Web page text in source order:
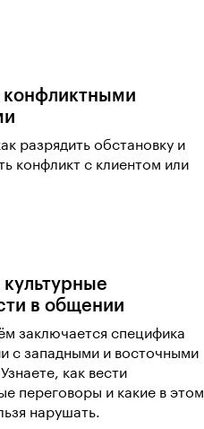
конфликтными
разрядить обстановку и
конфликт с клиентом или
культурные
в общении
заключается специфика
с западными и восточными
как вести
переговоры и какие в этом
нарушать.